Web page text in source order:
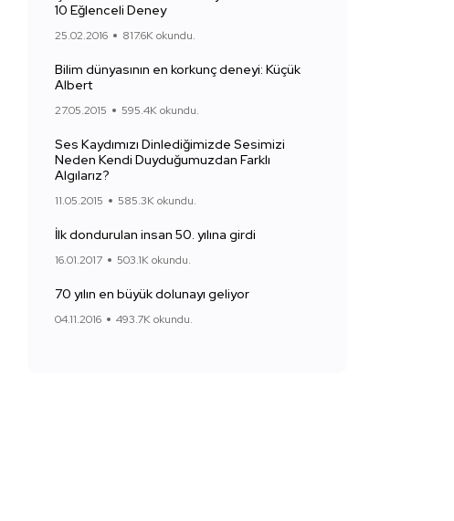
10 Eğlenceli Deney
25.02.2016 817.6K okundu.
Bilim dünyasının en korkunç deneyi: Küçük
Albert
27.05.2015 595.4K okundu.
Ses Kaydımızı Dinlediğimizde Sesimizi
Neden Kendi Duyduğumuzdan Farklı
Algılarız?
11.05.2015 585.3K okundu.
İlk dondurulan insan 50. yılına girdi
16.01.2017 503.1K okundu.
70 yılın en büyük dolunayı geliyor
04.11.2016 493.7K okundu.